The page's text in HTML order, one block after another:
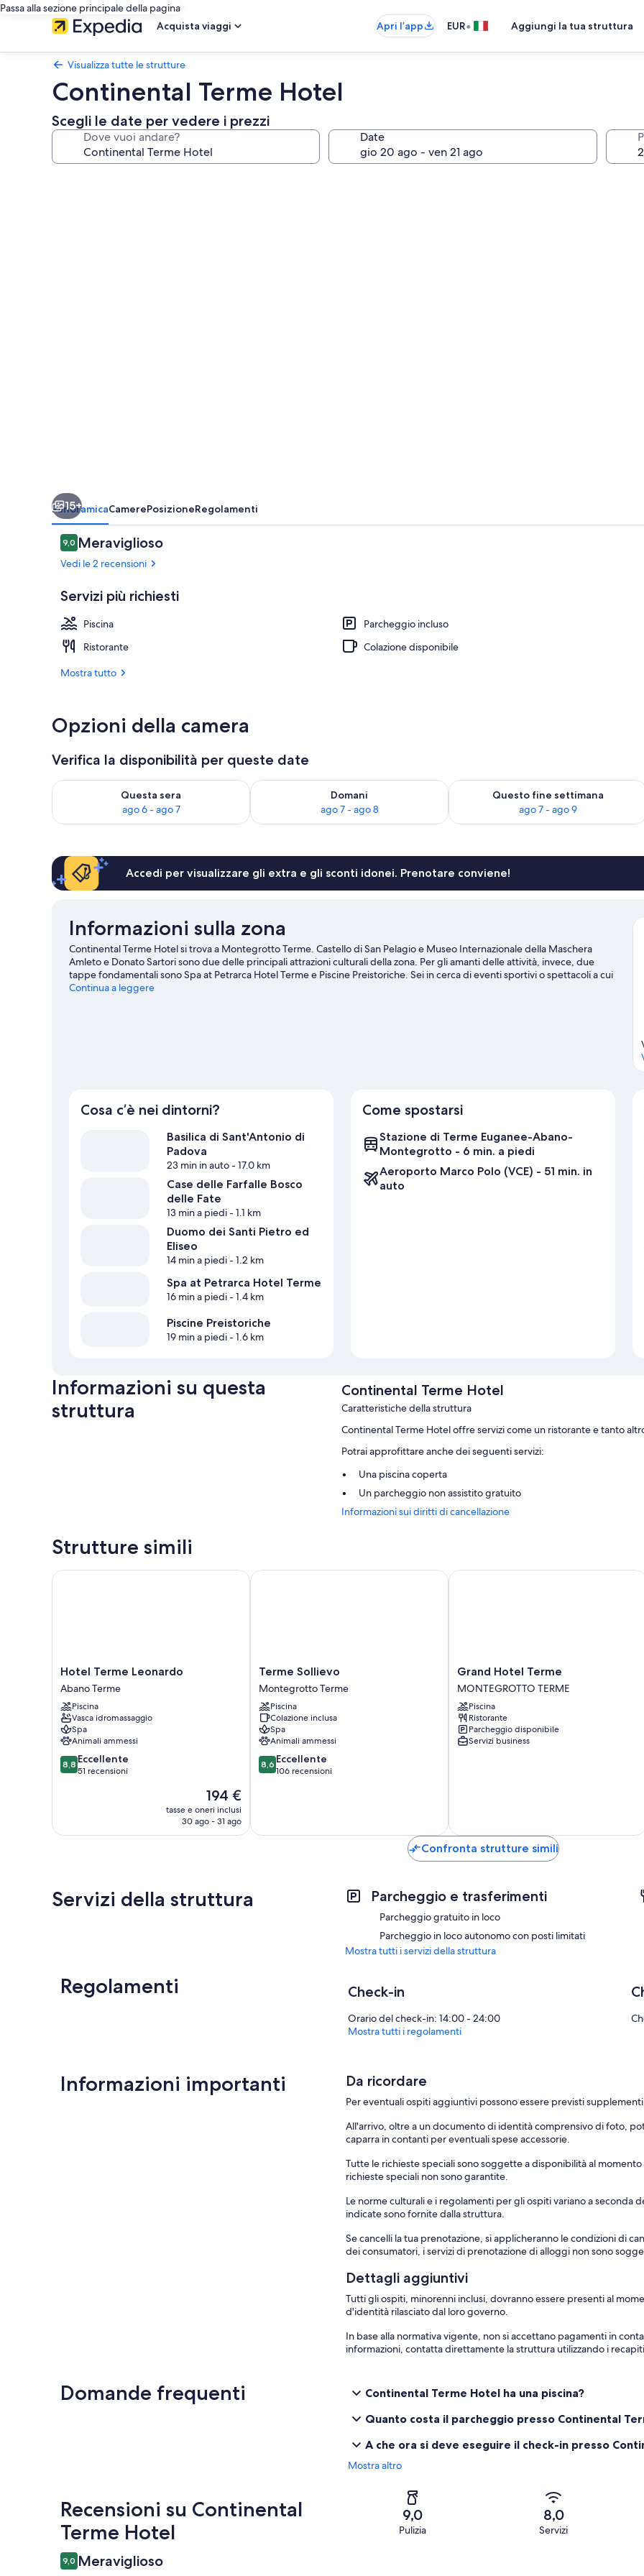
Passa alla sezione principale della pagina
Acquista viaggi
Apri l’app EUR• Aggiungi la tua struttura
Visualizza tutte le strutture
Continental Terme Hotel
Scegli le date per vedere i prezzi
Dove vuoi andare? Date
15+
PanoramicaCamerePosizioneRegolamenti
Recensioni
9,09,0 su 10
Meraviglioso
Vedi le 2 recensioni
Servizi più richiesti
Piscina
Parcheggio incluso
Ristorante
Colazione disponibile
Mostra tutto
Opzioni della camera
Verifica la disponibilità per queste date
Questa sera
ago 6 - ago 7
Verifica la disponibilità per questa sera, ago 6 - ago 7
Domani
ago 7 - ago 8
Verifica la disponibilità per domani, ago 7 - ago 8
Questo fine settimana
ago 7 - ago 9
Verifica la disponibilità per questo
Accedi per visualizzare gli extra e gli sconti idonei. Prenotare conviene!
Informazioni sulla zona
Continental Terme Hotel si trova a Montegrotto Terme. Castello di San Pelagio e Museo Internazionale della Maschera
Amleto e Donato Sartori sono due delle principali attrazioni culturali della zona. Per gli amanti delle attività, invece, due
tappe fondamentali sono Spa at Petrarca Hotel Terme e Piscine Preistoriche. Sei in cerca di eventi sportivi o spettacoli a cui
assistere? Palaindoor di Padova o Stadio Euganeo potrebbero avere in programma qualcosa di interessante per te.
Continua a leggere
Cosa c’è nei dintorni?
Basilica di Sant'Antonio di
Padova
23 min in auto- 17.0 km
Case delle Farfalle Bosco
delle Fate
13 min a piedi- 1.1 km
Duomo dei Santi Pietro ed
Eliseo
14 min a piedi- 1.2 km
Spa at Petrarca Hotel Terme
16 min a piedi- 1.4 km
Piscine Preistoriche
19 min a piedi- 1.6 km
Come spostarsi
Stazione di Terme Euganee-Abano-
Montegrotto - 6 min. a piedi
Aeroporto Marco Polo (VCE) - 51 min. in
auto
Informazioni su questa
struttura
Continental Terme Hotel
Caratteristiche della struttura
Continental Terme Hotel offre servizi come un ristorante e tanto
Potrai approfittare anche dei seguenti servizi:
Una piscina coperta
Un parcheggio non assistito gratuito
Informazioni sui diritti di cancellazione
Strutture simili
Hotel
Terme
Leonardo
Abano
Terme
Hotel Terme Leonardo
Abano Terme
Piscina
Vasca idromassaggio
Spa
Animali ammessi
8.8
su
8,8 Eccellente
51 recensioni
Il
prezzo
attuale
194 €
tasse e oneri inclusi
30 ago - 31 ago
Hotel Terme Leonardo
Terme
Sollievo
Montegrotto
Terme
Terme Sollievo
Montegrotto Terme
Piscina
Colazione inclusa
Spa
Animali ammessi
8.6
su
8,6 Eccellente
106 recensioni
Terme Sollievo
Grand
Hotel
Terme
MONTEGROTTO
TERME
Grand Hotel Terme
MONTEGROTTO TERME
Piscina
Ristorante
Parcheggio disponibile
Servizi business
Grand Hotel Terme
Confronta strutture simili
Servizi della struttura Parcheggio e trasferimenti
Parcheggio gratuito in loco
Parcheggio in loco autonomo con posti limitati
Mostra tutti i servizi della struttura
Regolamenti Check-in
Orario del check-in: 14:00 - 24:00
Mostra tutti i regolamenti
Informazioni importanti Da ricordare
Per eventuali ospiti aggiuntivi possono essere previsti
All'arrivo, oltre a un documento di identità comprensivo di foto,
caparra in contanti per eventuali spese accessorie.
Tutte le richieste speciali sono soggette a disponibilità al
richieste speciali non sono garantite.
Le norme culturali e i regolamenti per gli ospiti variano a seconda
indicate sono fornite dalla struttura.
Se cancelli la tua prenotazione, si applicheranno le condizioni di
dei consumatori, i servizi di prenotazione di alloggi non sono
Dettagli aggiuntivi
Tutti gli ospiti, minorenni inclusi, dovranno essere presenti al
d'identità rilasciato dal loro governo.
In base alla normativa vigente, non si accettano pagamenti in
informazioni, contatta direttamente la struttura utilizzando i
Domande frequenti
Continental Terme Hotel ha una piscina?
Quanto costa il parcheggio presso Continental
A che ora si deve eseguire il check-in presso
Mostra altro
Recensioni
Recensioni su Continental
Terme Hotel
9,0 Meraviglioso
9,0
Pulizia
8,0
Servizi